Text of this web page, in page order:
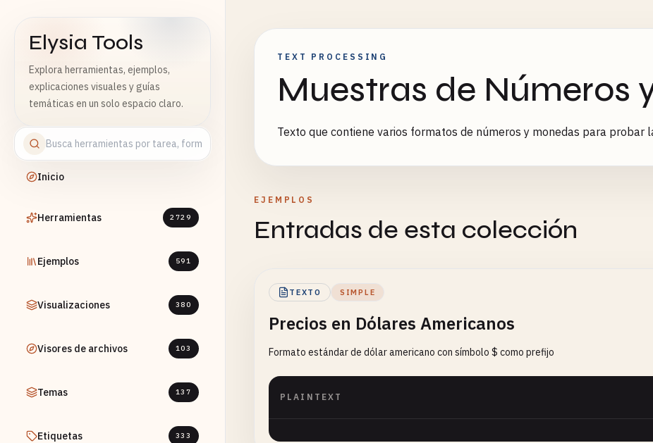
Elysia Tools
Explora herramientas, ejemplos,
explicaciones visuales y guías
temáticas en un solo espacio claro.
Inicio
Herramientas 2729
Ejemplos 591
Visualizaciones 380
Visores de archivos 103
Temas 137
Etiquetas 333
TEXT PROCESSING
Muestras de Números
Texto que contiene varios formatos de números y monedas para probar
EJEMPLOS
Entradas de esta colección
TEXTO SIMPLE
Precios en Dólares Americanos
Formato estándar de dólar americano con símbolo $ como prefijo
PLAINTEXT